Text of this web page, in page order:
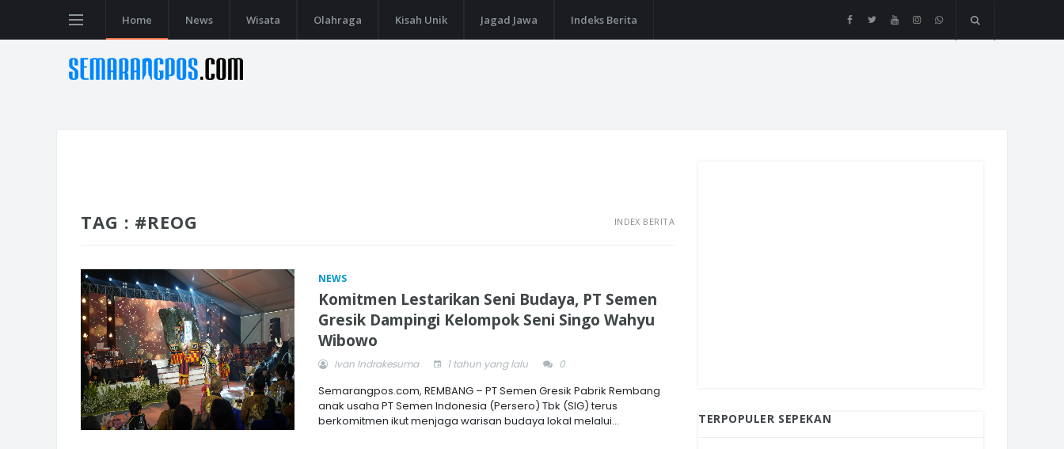
Home News Wisata Olahraga Kisah Unik Jagad Jawa Indeks Berita
TAG : #REOG INDEX BERITA
NEWS
Komitmen Lestarikan Seni Budaya, PT Semen
Gresik Dampingi Kelompok Seni Singo Wahyu
Wibowo
Ivan Indrakesuma 1 tahun yang lalu 0
Semarangpos.com, REMBANG – PT Semen Gresik Pabrik Rembang
anak usaha PT Semen Indonesia (Persero) Tbk (SIG) terus
berkomitmen ikut menjaga warisan budaya lokal melalui...
TERPOPULER SEPEKAN